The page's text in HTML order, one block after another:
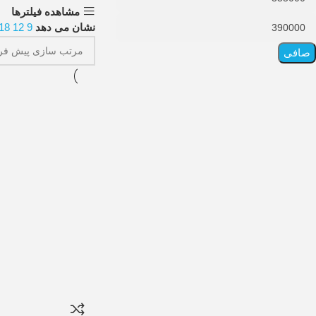
صافی
مشاهده فیلترها
نشان می دهد 9
12